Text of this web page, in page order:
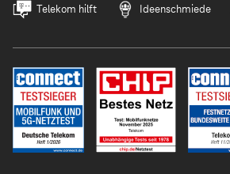
Telekom hilft Ideenschmiede